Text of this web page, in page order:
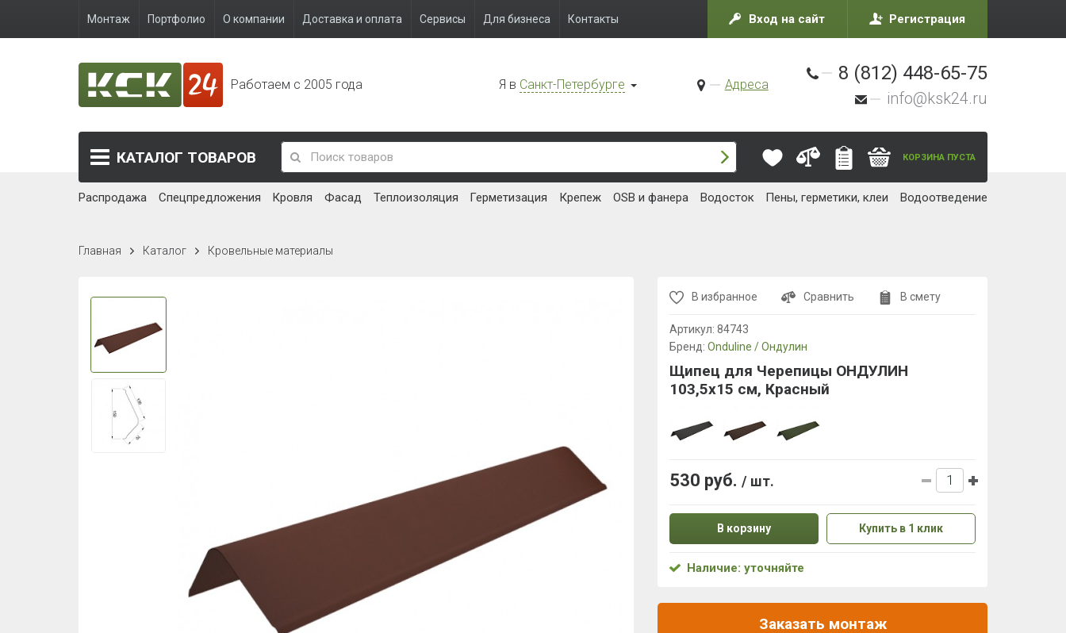
Монтаж Портфолио О компании Доставка и оплата Сервисы Для бизнеса Контакты Вход на сайт Регистрация
Работаем с 2005 года Я в Санкт-Петербурге Адреса
8 (812) 448-65-75
info@ksk24.ru
КАТАЛОГ ТОВАРОВ КОРЗИНА ПУСТА
Распродажа Спецпредложения Кровля Фасад Теплоизоляция Герметизация Крепеж OSB и фанера Водосток Пены, герметики, клеи Водоотведение
Главная Каталог Кровельные материалы
В избранное Сравнить В смету
Артикул: 84743
Бренд: Onduline / Ондулин
Щипец для Черепицы ОНДУЛИН
103,5х15 см, Красный
530 руб. / шт.
В корзину Купить в 1 клик
Наличие: уточняйте
Заказать монтаж